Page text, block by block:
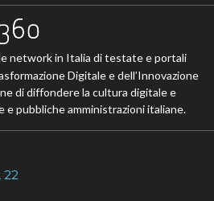
network in Italia di testate e portali
Digitale e dell’Innovazione
di diffondere la cultura digitale e
e pubbliche amministrazioni italiane.
22